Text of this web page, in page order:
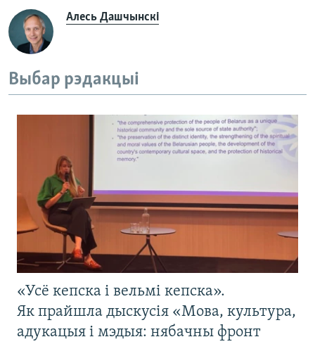
Алесь Дашчынскі
Выбар рэдакцыі
«Усё кепска і вельмі кепска».
Як прайшла дыскусія «Мова, культура,
адукацыя і мэдыя: нябачны фронт